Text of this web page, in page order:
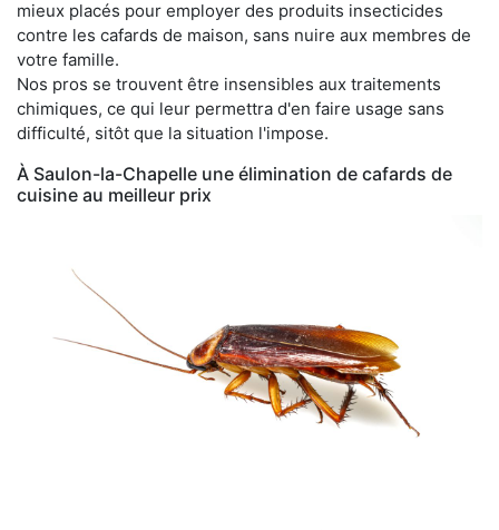
mieux placés pour employer des produits insecticides
contre les cafards de maison, sans nuire aux membres de
votre famille.
Nos pros se trouvent être insensibles aux traitements
chimiques, ce qui leur permettra d'en faire usage sans
difficulté, sitôt que la situation l'impose.
À Saulon-la-Chapelle une élimination de cafards de
cuisine au meilleur prix